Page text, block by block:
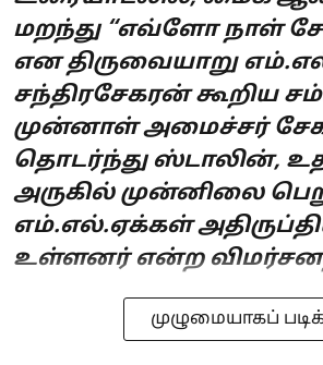
மறந்து “எவ்ளோ நாள்
என திருவையாறு
சந்திரசேகரன் கூறிய
முன்னாள் அமைச்சர்
தொடர்ந்து ஸ்டாலின்,
அருகில் முன்னிலை
எம்.எல்.ஏக்கள்
உள்ளனர் என்ற
முழுமையாகப்